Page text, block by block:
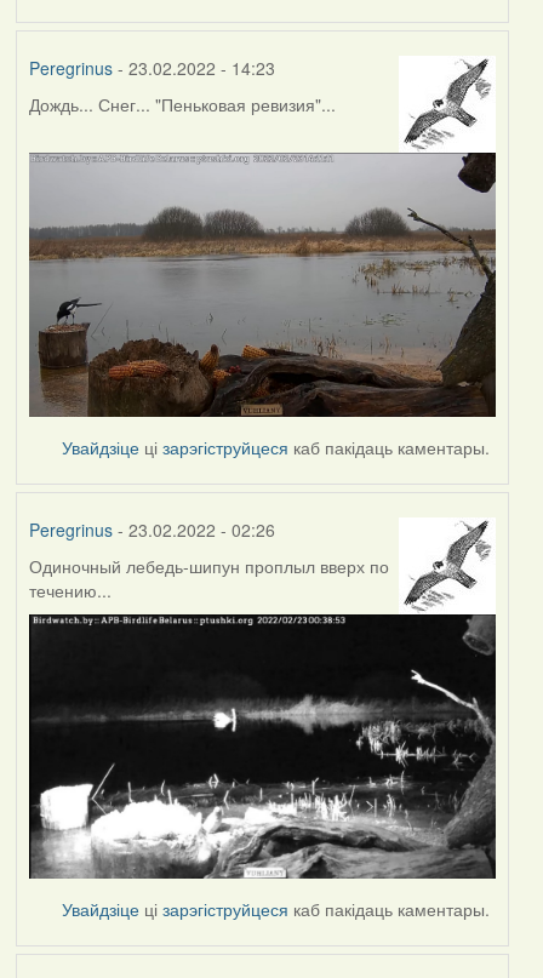
Peregrinus- 23.02.2022 - 14:23
Дождь... Снег... "Пеньковая ревизия"...
Увайдзіце цізарэгіструйцеся каб пакідаць каментары.
Peregrinus- 23.02.2022 - 02:26
Одиночный лебедь-шипун проплыл вверх по
течению...
Увайдзіце цізарэгіструйцеся каб пакідаць каментары.